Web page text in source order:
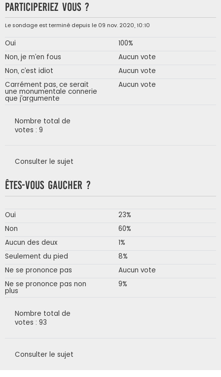
Participeriez vous ?
Le sondage est terminé depuis le 09 nov. 2020, 10:10
Oui
100%
Non, je m’en fous
Aucun vote
Non, c’est idiot
Aucun vote
Carrément pas, ce serait
une monumentale connerie
que j’argumente
Aucun vote
Nombre total de
votes : 9
Consulter le sujet
Êtes-vous gaucher ?
Oui
23%
Non
60%
Aucun des deux
1%
Seulement du pied
8%
Ne se prononce pas
Aucun vote
Ne se prononce pas non
plus
9%
Nombre total de
votes : 93
Consulter le sujet